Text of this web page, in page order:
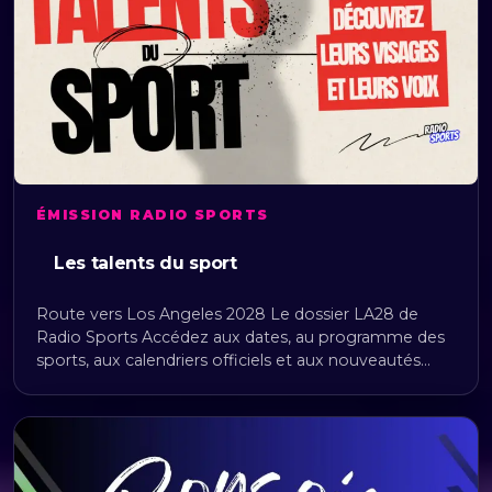
ÉMISSION RADIO SPORTS
Les talents du sport
Route vers Los Angeles 2028 Le dossier LA28 de
Radio Sports Accédez aux dates, au programme des
sports, aux calendriers officiels et aux nouveautés…